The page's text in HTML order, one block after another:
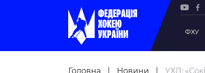
ФХУ
Головна Новини УХЛ: